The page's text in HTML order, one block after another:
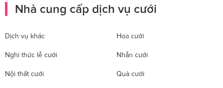
Nhà cung cấp dịch vụ cưới
Dịch vụ khác Hoa cưới
Nghi thức lễ cưới Nhẫn cưới
Nội thất cưới Quà cưới